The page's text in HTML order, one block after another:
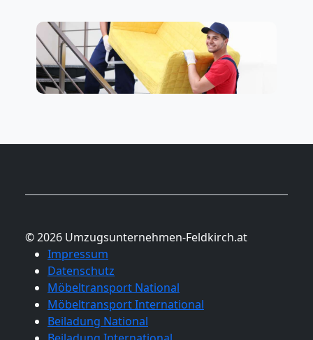
© 2026 Umzugsunternehmen-Feldkirch.at
Impressum
Datenschutz
Möbeltransport National
Möbeltransport International
Beiladung National